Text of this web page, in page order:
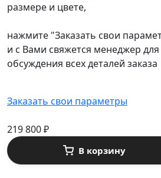
размере и цвете,
нажмите "Заказать свои
и с Вами свяжется менеджер для
обсуждения всех деталей заказа
Заказать свои параметры
219 800₽
В корзину